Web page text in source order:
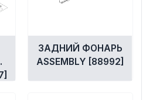
ЗАДНИЙ ФОНАРЬ
ASSEMBLY [88992]